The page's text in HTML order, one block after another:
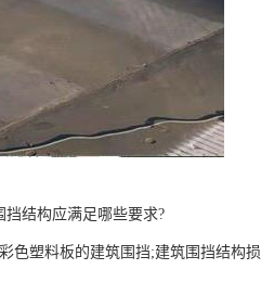
结构应满足哪些要求?
色塑料板的建筑围挡;建筑围挡结构损